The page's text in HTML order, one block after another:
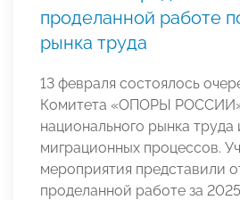
проделанной работе
рынка труда
13 февраля состоялось
Комитета «ОПОРЫ
национального рынка
миграционных процессов.
мероприятия представили
проделанной работе за 2025